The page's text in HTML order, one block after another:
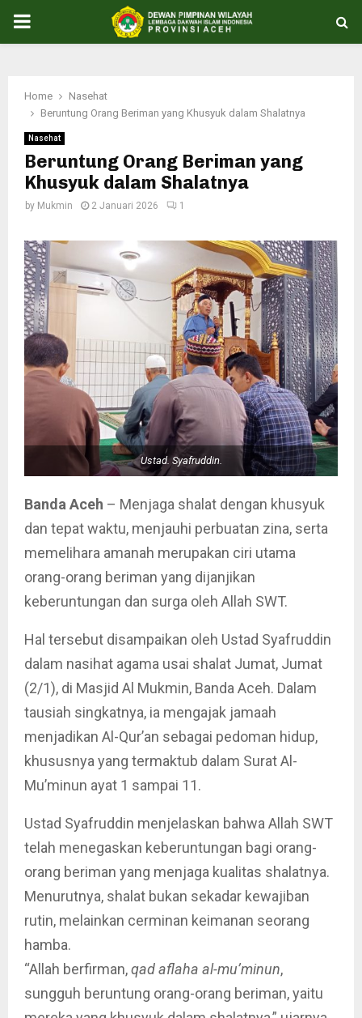
PRIMARY
Home
Nasehat
Beruntung Orang Beriman yang Khusyuk dalam Shalatnya
Nasehat
Beruntung Orang Beriman yang
Khusyuk dalam Shalatnya
by Mukmin 2 Januari 2026 1
Ustad. Syafruddin.
Banda Aceh – Menjaga shalat dengan khusyuk
dan tepat waktu, menjauhi perbuatan zina, serta
memelihara amanah merupakan ciri utama
orang-orang beriman yang dijanjikan
keberuntungan dan surga oleh Allah SWT.
Hal tersebut disampaikan oleh Ustad Syafruddin
dalam nasihat agama usai shalat Jumat, Jumat
(2/1), di Masjid Al Mukmin, Banda Aceh. Dalam
tausiah singkatnya, ia mengajak jamaah
menjadikan Al-Qur’an sebagai pedoman hidup,
khususnya yang termaktub dalam Surat Al-
Mu’minun ayat 1 sampai 11.
Ustad Syafruddin menjelaskan bahwa Allah SWT
telah menegaskan keberuntungan bagi orang-
orang beriman yang menjaga kualitas shalatnya.
Menurutnya, shalat bukan sekadar kewajiban
rutin, melainkan cerminan keimanan seorang
hamba.
“Allah berfirman,qad aflaha al-mu’minun,
sungguh beruntung orang-orang beriman, yaitu